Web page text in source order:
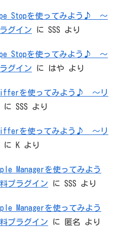
Stopを使ってみよう♪ ～
グイン に SSS より
Stopを使ってみよう♪ ～
グイン に はや より
のrifferを使ってみよう♪ ～リ
に SSS より
のrifferを使ってみよう♪ ～リ
に K より
Managerを使ってみよう
プラグイン に SSS より
Managerを使ってみよう
プラグイン に 匿名 より